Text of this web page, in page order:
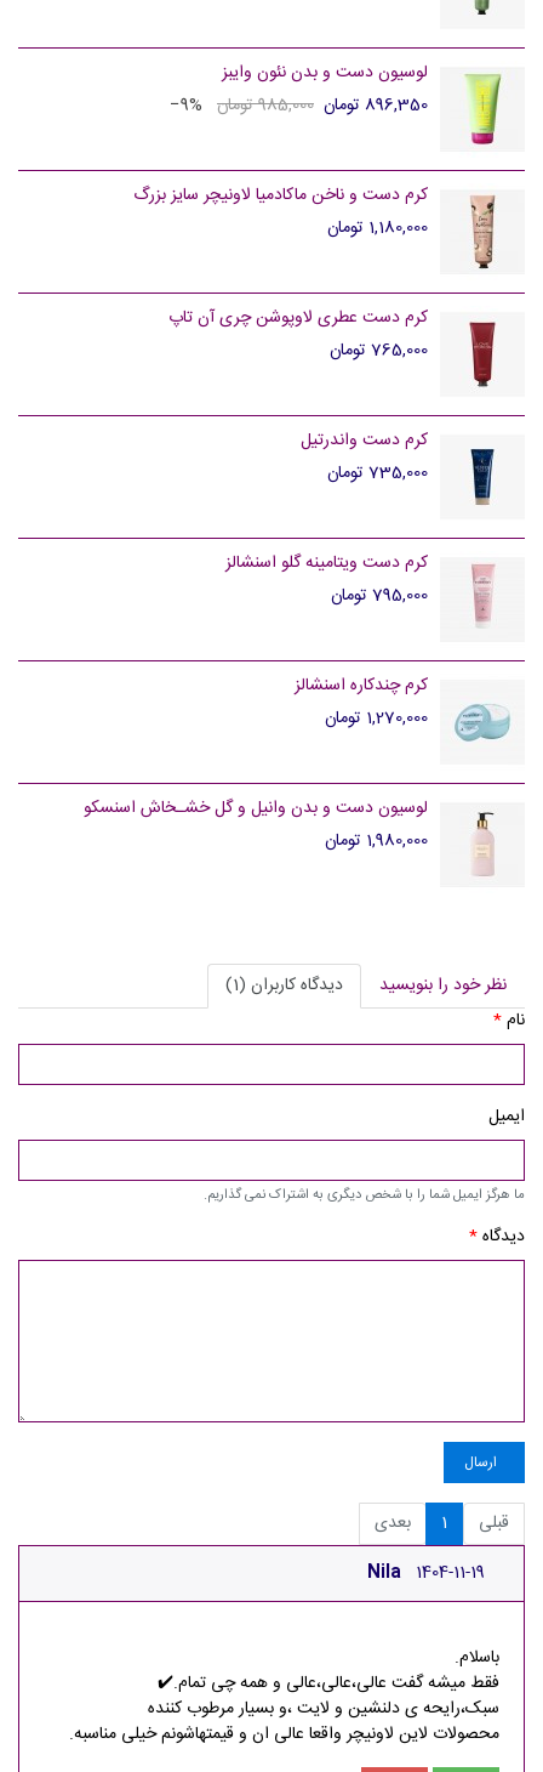
لوسیون دست و بدن نئون وایبز
896,350 تومان
985,000 تومان ‎−9%
کرم دست و ناخن ماکادمیا لاونیچر سایز بزرگ
1,180,000 تومان
کرم دست عطری لاوپوشن چری آن تاپ
765,000 تومان
کرم دست واندرتیل
735,000 تومان
کرم دست ویتامینه گلو اسنشالز
795,000 تومان
کرم چندکاره اسنشالز
1,270,000 تومان
لوسیون دست و بدن وانیل و گل خشـخاش اسنسکو
1,980,000 تومان
نظر خود را بنویسید
دیدگاه کاربران (1)
نام*
ایمیل
ما هرگز ایمیل شما را با شخص دیگری به اشتراک نمی گذاریم.
دیدگاه*
ارسال
قبلی 1
بعدی
Nila 1404-11-19
باسلام.
فقط میشه گفت عالی،عالی،عالی و همه چی تمام.✔️
سبک،رایحه ی دلنشین و لایت ،و بسیار مرطوب کننده‌
محصولات لاین لاونیچر واقعا عالی ان و قیمتهاشونم خیلی مناسبه.